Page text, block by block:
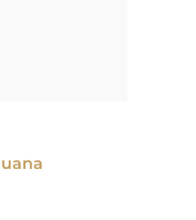
von 5 von 5 Sternen